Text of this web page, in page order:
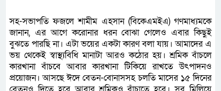
সহ-সভাপতি ফজলে শামীম এহসান (বিকেএমইএ) গণমাধ্যমকে
জানান, এর আগে করোনার ধরন বোঝা গেলেও এবার কিছুই
বুঝতে পারছি না। এটা ভয়ের একটা কারণ বলা যায়। আমাদের এ
ভয় থেকেই স্বাস্থ্যবিধি মানাটা আরও কঠোর হয়। শ্রমিক বাঁচলে
কারখানা বাঁচবে আবার কারখানা টিকিয়ে রাখতে উৎপাদনও
প্রয়োজন। আসছে ঈদে বেতন-বোনাসসহ চলতি মাসের ১৫ দিনের